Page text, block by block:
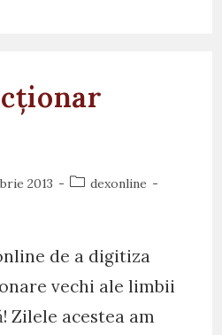
2013
Postdexonline
de a digitiza
vechi ale limbii
Zilele acestea am